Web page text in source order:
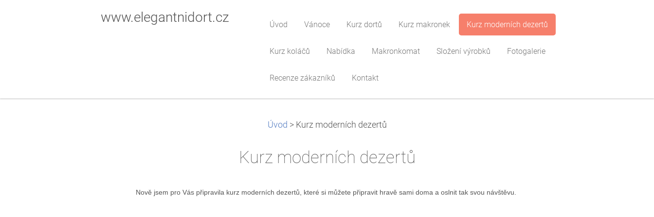
www.elegantnidort.cz Úvod Vánoce Kurz dortů Kurz makronek Kurz moderních dezertů
Kurz koláčů Nabídka Makronkomat Složení výrobků Fotogalerie
Recenze zákazníků Kontakt
Úvod > Kurz moderních dezertů
Kurz moderních dezertů
Nově jsem pro Vás připravila kurz moderních dezertů, které si můžete připravit hravě sami doma a oslnit tak svou návštěvu.